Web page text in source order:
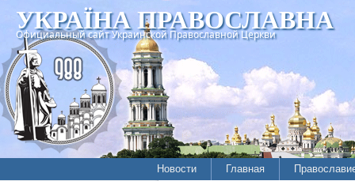
УКРАЇНА ПРАВОСЛАВНА
Официальный сайт Украинской Православной Церкви
Новости Главная